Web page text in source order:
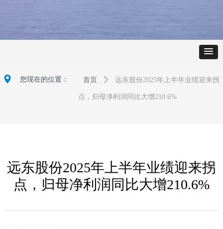
넹 您现在的位置： 首页 ꄲ 远东股份2025年上半年业绩迎来拐
点，归母净利润同比大增210.6%
远东股份2025年上半年业绩迎来拐
点，归母净利润同比大增210.6%